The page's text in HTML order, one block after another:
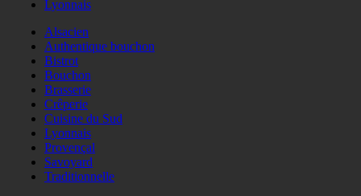
Lyonnais
Alsacien
Authentique bouchon
Bistrot
Bouchon
Brasserie
Crêperie
Cuisine du Sud
Lyonnais
Provençal
Savoyard
Traditionnelle